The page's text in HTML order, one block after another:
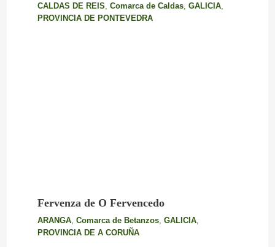
CALDAS DE REIS Comarca de Caldas, GALICIA,
PROVINCIA DE PONTEVEDRA
Fervenza de O Fervencedo
ARANGA, Comarca de Betanzos, GALICIA,
PROVINCIA DE A CORUÑA